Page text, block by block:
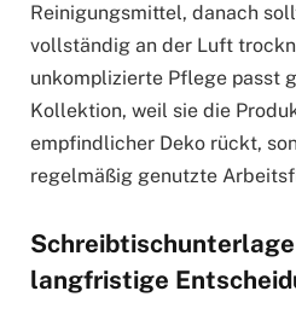
Reinigungsmittel, danach
vollständig an der Luft
unkomplizierte Pflege passt
Kollektion, weil sie die
empfindlicher Deko rückt,
regelmäßig genutzte
langfristige